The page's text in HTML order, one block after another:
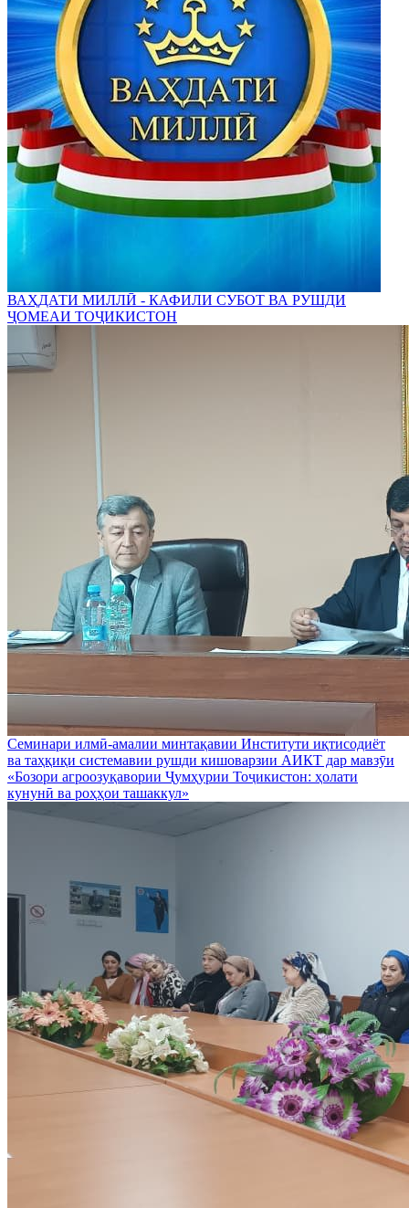
ВАҲДАТИ МИЛЛӢ - КАФИЛИ СУБОТ ВА РУШДИ
ҶОМЕАИ ТОҶИКИСТОН
Семинари илмӣ-амалии минтақавии Институти иқтисодиёт
ва таҳқиқи системавии рушди кишоварзии АИКТ дар мавзӯи
«Бозори агроозуқавории Ҷумҳурии Тоҷикистон: ҳолати
кунунӣ ва роҳҳои ташаккул»